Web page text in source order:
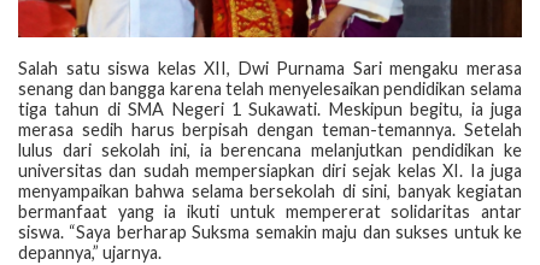
‎Salah satu siswa kelas XII, Dwi Purnama Sari mengaku merasa
senang dan bangga karena telah menyelesaikan pendidikan selama
tiga tahun di SMA Negeri 1 Sukawati. Meskipun begitu, ia juga
merasa sedih harus berpisah dengan teman-temannya. Setelah
lulus dari sekolah ini, ia berencana melanjutkan pendidikan ke
universitas dan sudah mempersiapkan diri sejak kelas XI. Ia juga
menyampaikan bahwa selama bersekolah di sini, banyak kegiatan
bermanfaat yang ia ikuti untuk mempererat solidaritas antar
siswa. “Saya berharap Suksma semakin maju dan sukses untuk ke
depannya,” ujarnya.